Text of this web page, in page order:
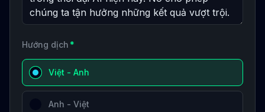
Hướng dịch *
Việt - Anh
Anh - Việt